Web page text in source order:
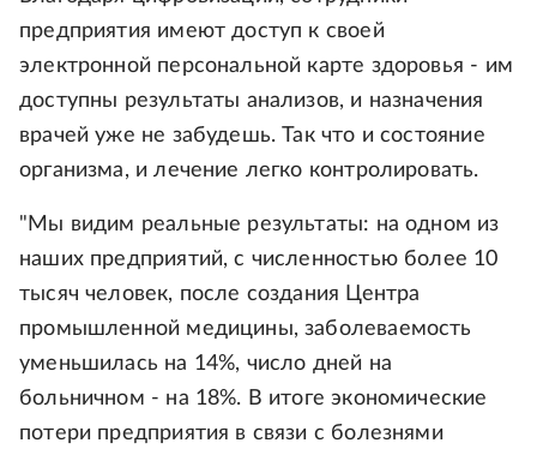
предприятия имеют доступ к своей
электронной персональной карте здоровья - им
доступны результаты анализов, и назначения
врачей уже не забудешь. Так что и состояние
организма, и лечение легко контролировать.
"Мы видим реальные результаты: на одном из
наших предприятий, с численностью более 10
тысяч человек, после создания Центра
промышленной медицины, заболеваемость
уменьшилась на 14%, число дней на
больничном - на 18%. В итоге экономические
потери предприятия в связи с болезнями